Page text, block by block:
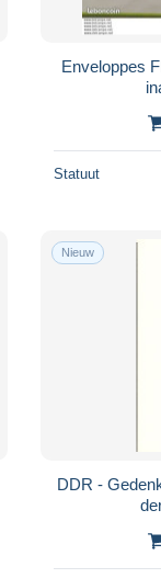
Enveloppes
Statuut
Nieuw
DDR -